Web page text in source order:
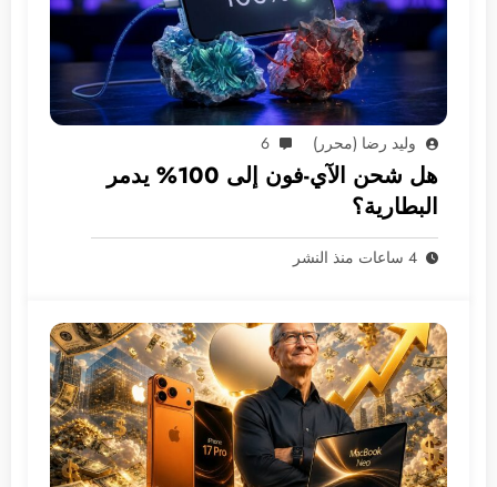
وليد رضا (محرر) 6
هل شحن الآي-فون إلى 100% يدمر
البطارية؟
4 ساعات منذ النشر